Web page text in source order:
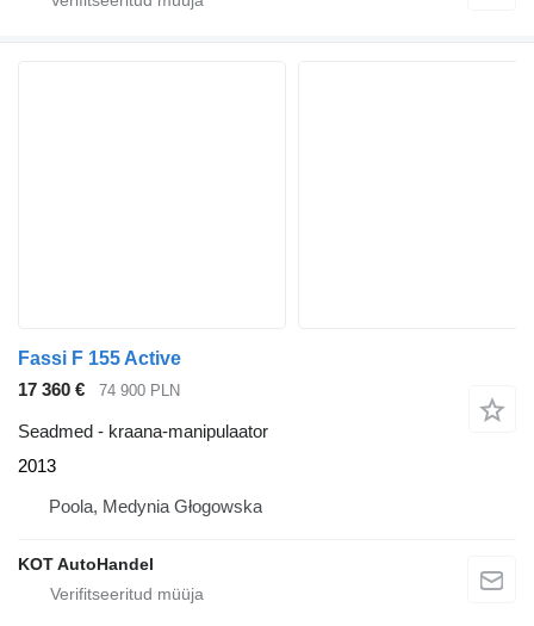
Fassi F 155 Active
17 360 €
74 900 PLN
Seadmed - kraana-manipulaator
2013
Poola, Medynia Głogowska
KOT AutoHandel